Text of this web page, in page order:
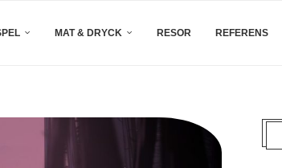
MAT & DRYCK RESOR REFERENS